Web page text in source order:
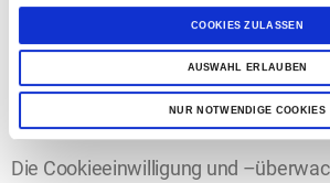
a
COOKIES ZULASSEN
AUSWAHL ERLAUBEN
NUR NOTWENDIGE COOKIES
Inhalt der
in Echtzeit
oder
Die Cookieeinwilligung und